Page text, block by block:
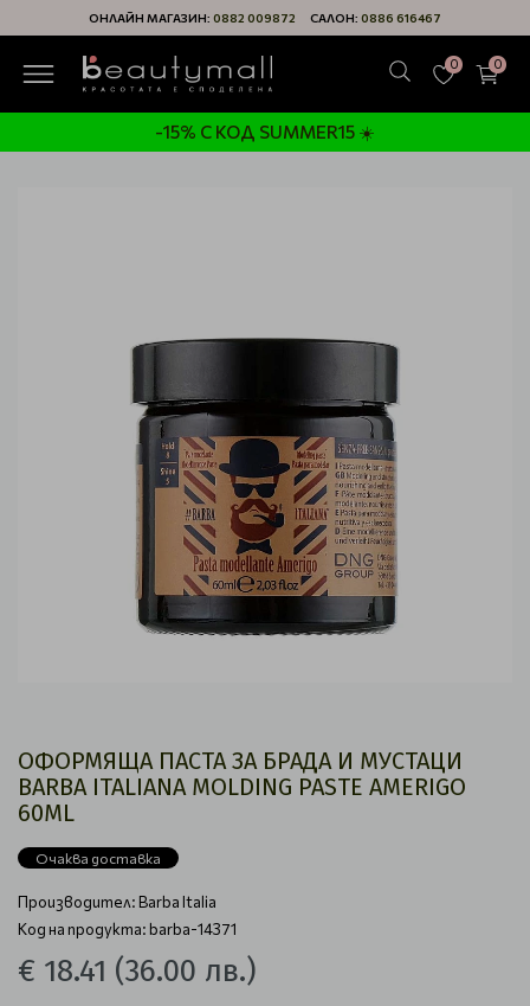
ОНЛАЙН МАГАЗИН: 0882 009872 САЛОН: 0886 616467
0 0
-15% С КОД SUMMER15 ☀️
ОФОРМЯЩА ПАСТА ЗА БРАДА И МУСТАЦИ
BARBA ITALIANA MOLDING PASTE AMERIGO
60ML
Очаква доставка
Производител:Barba Italia
Код на продукта: barba-14371
€ 18.41 (36.00 лв.)